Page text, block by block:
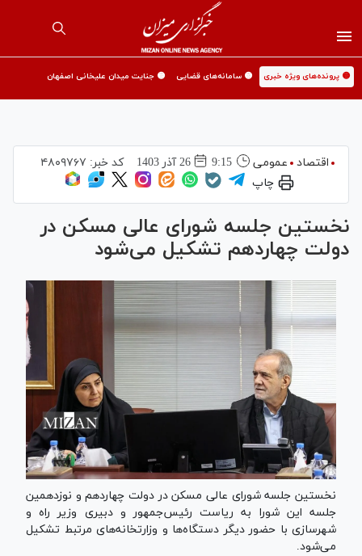
🟡 پرونده‌های ویژه خبری 🟡 سامانه‌های قضایی 🟡 جنایت میدان علیخانی اصفهان
اقتصاد عمومی 9:15 26 آذر 1403 کد خبر: ۴۸۰۹۷۶۷
چاپ
نخستین جلسه شورای عالی مسکن در
دولت چهاردهم تشکیل می‌شود
نخستین جلسه شورای عالی مسکن در دولت چهاردهم و نوزدهمین
جلسه این شورا به ریاست رئیس‌جمهور و دبیری وزیر راه و
شهرسازی با حضور دیگر دستگاه‌ها و وزارتخانه‌های مرتبط تشکیل
می‌شود.